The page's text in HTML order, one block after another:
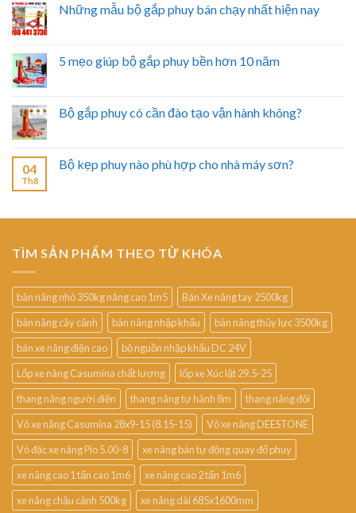
Những mẫu bộ gắp phuy bán chạy nhất hiện nay
5 mẹo giúp bộ gắp phuy bền hơn 10 năm
Bộ gắp phuy có cần đào tạo vận hành không?
04
Th8
Bộ kẹp phuy nào phù hợp cho nhà máy sơn?
TÌM SẢN PHẨM THEO TỪ KHÓA
bàn nâng nhỏ 350kg nâng cao 1m5
Bán Xe nâng tay 2500kg
bàn nâng cây cảnh
bàn nâng nhập khẩu
bàn nâng thủy lực 3500kg
bán xe nâng điện cao
bộ nguồn nhập khẩu DC 24V
Lốp xe nâng Casumina chất lượng
lốp xe Xúc lật 29.5-25
thang nâng người điện
thang nâng tự hành 8m
thang nâng đôi
Vỏ xe nâng Casumina 28x9-15 (8.15-15)
Vỏ xe nâng DEESTONE
Vỏ đặc xe nâng Pio 5.00-8
xe nâng bán tự động quay đổ phuy
xe nâng cao 1 tấn cao 1m6
xe nâng cao 2 tấn 1m6
xe nâng chậu cảnh 500kg
xe nâng dài 685x1600mm